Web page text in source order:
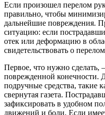
Если произошел перелом
правильно, чтобы
дальнейшие повреждения.
ситуацию: если
отек или деформацию в
свидетельствовать о
Первое, что нужно сделать,
поврежденной конечности.
подручные средства, такие
свернутая газета.
зафиксировать в удобном
движений и боли. Если